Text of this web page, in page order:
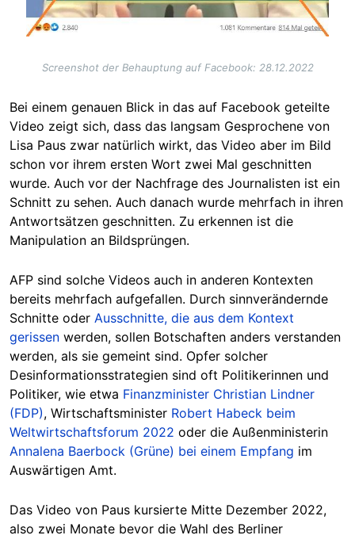
Screenshot der Behauptung auf Facebook: 28.12.2022
Bei einem genauen Blick in das auf Facebook geteilte
Video zeigt sich, dass das langsam Gesprochene von
Lisa Paus zwar natürlich wirkt, das Video aber im Bild
schon vor ihrem ersten Wort zwei Mal geschnitten
wurde. Auch vor der Nachfrage des Journalisten ist ein
Schnitt zu sehen. Auch danach wurde mehrfach in ihren
Antwortsätzen geschnitten. Zu erkennen ist die
Manipulation an Bildsprüngen.
AFP sind solche Videos auch in anderen Kontexten
bereits mehrfach aufgefallen. Durch sinnverändernde
Schnitte oder Ausschnitte, die aus dem Kontext
gerissen werden, sollen Botschaften anders verstanden
werden, als sie gemeint sind. Opfer solcher
Desinformationsstrategien sind oft Politikerinnen und
Politiker, wie etwa Finanzminister Christian Lindner
(FDP), Wirtschaftsminister Robert Habeck beim
Weltwirtschaftsforum 2022 oder die Außenministerin
Annalena Baerbock (Grüne) bei einem Empfang im
Auswärtigen Amt.
Das Video von Paus kursierte Mitte Dezember 2022,
also zwei Monate bevor die Wahl des Berliner